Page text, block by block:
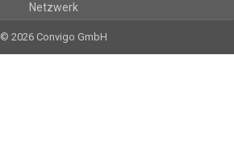
Netzwerk
© 2026 Convigo GmbH